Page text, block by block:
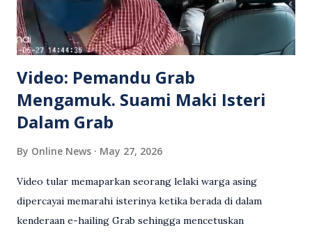
Video: Pemandu Grab
Mengamuk. Suami Maki Isteri
Dalam Grab
By Online News May 27, 2026
Video tular memaparkan seorang lelaki warga asing
dipercayai memarahi isterinya ketika berada di dalam
kenderaan e-hailing Grab sehingga mencetuskan